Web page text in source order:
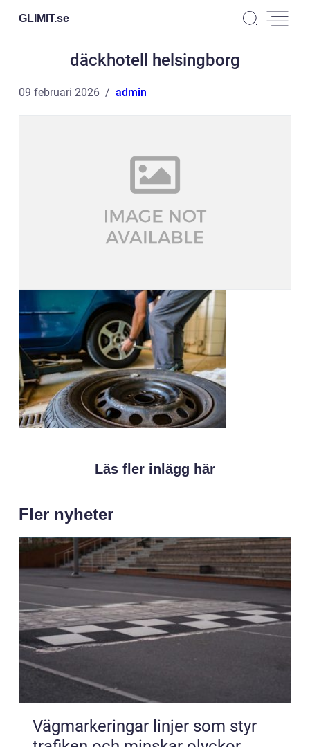
GLIMIT.se
däckhotell helsingborg
09 februari 2026 admin
Läs fler inlägg här
Fler nyheter
Vägmarkeringar linjer som styr